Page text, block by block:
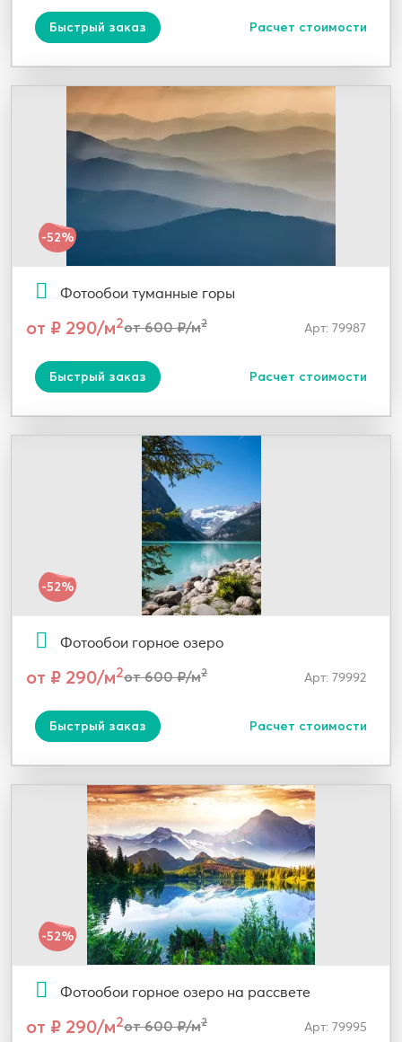
Быстрый заказ Расчет стоимости
-52%
Фотообои туманные горы
от ₽ 290/м2от 600 ₽/м2 Арт: 79987
Быстрый заказ Расчет стоимости
-52%
Фотообои горное озеро
от ₽ 290/м2от 600 ₽/м2 Арт: 79992
Быстрый заказ Расчет стоимости
-52%
Фотообои горное озеро на рассвете
от ₽ 290/м2от 600 ₽/м2 Арт: 79995